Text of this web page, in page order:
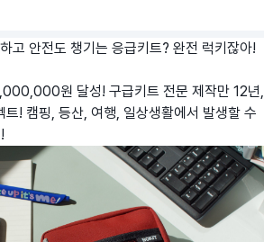
고 안전도 챙기는 응급키트? 완전 럭키잖아!
원 달성! 구급키트 전문 제작만 12년,
트! 캠핑, 등산, 여행, 일상생활에서 발생할 수